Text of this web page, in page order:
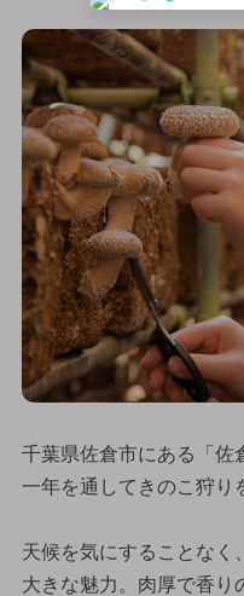
千葉県佐倉市にある「佐
一年を通してきのこ狩り
天候を気にすることなく
大きな魅力。肉厚で香り